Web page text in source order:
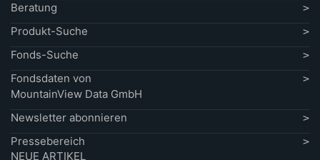
Beratung
Produkt-Suche
Fonds-Suche
Fondsdaten von
MountainView Data GmbH
Newsletter abonnieren
Pressebereich
NEUE ARTIKEL